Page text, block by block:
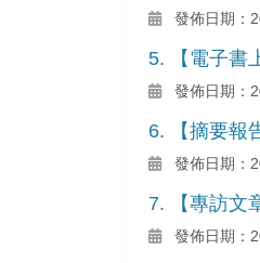
發佈日期：
5. 【電子書
發佈日期：
6. 【摘要報
發佈日期：
7. 【專訪文
發佈日期：